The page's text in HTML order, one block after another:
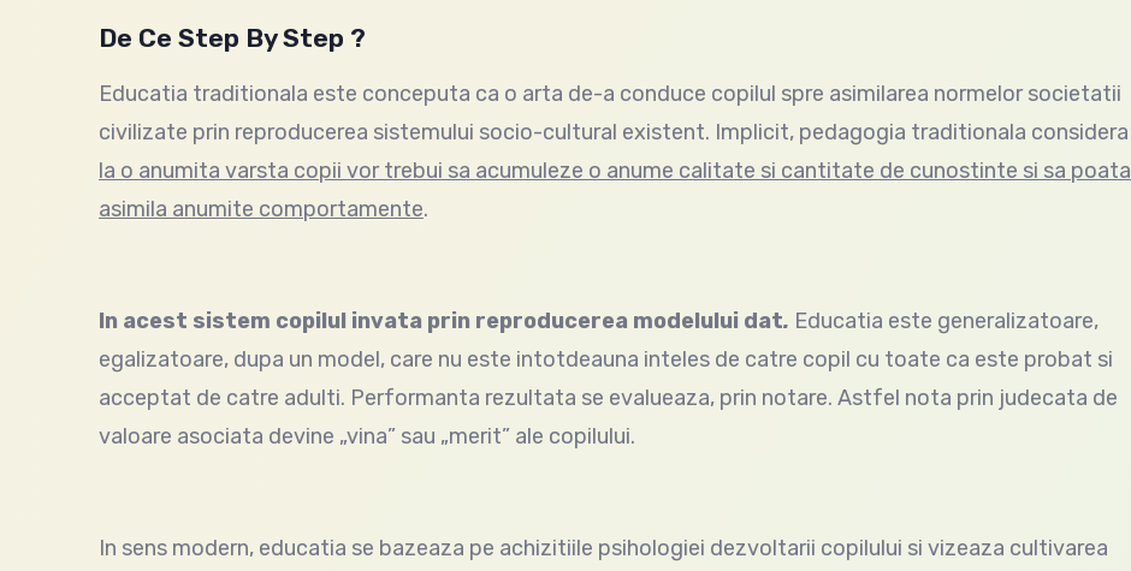
De Ce Step By Step ?
Educatia traditionala este conceputa ca o arta de-a conduce copilul spre asimilarea normelor societatii
civilizate prin reproducerea sistemului socio-cultural existent. Implicit, pedagogia traditionala considera
la o anumita varsta copii vor trebui sa acumuleze o anume calitate si cantitate de cunostinte si sa poata
asimila anumite comportamente.
In acest sistem copilul invata prin reproducerea modelului dat. Educatia este generalizatoare,
egalizatoare, dupa un model, care nu este intotdeauna inteles de catre copil cu toate ca este probat si
acceptat de catre adulti. Performanta rezultata se evalueaza, prin notare. Astfel nota prin judecata de
valoare asociata devine „vina” sau „merit” ale copilului.
In sens modern, educatia se bazeaza pe achizitiile psihologiei dezvoltarii copilului si vizeaza cultivarea